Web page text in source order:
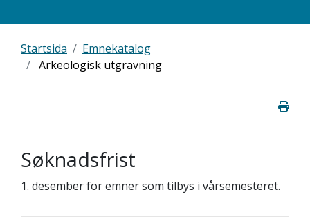
Startsida
Emnekatalog
Arkeologisk utgravning
Søknadsfrist
1. desember for emner som tilbys i vårsemesteret.